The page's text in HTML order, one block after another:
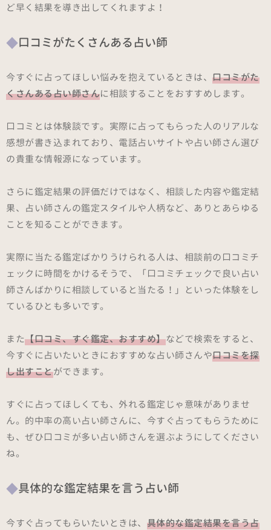
ど早く結果を導き出してくれますよ！
口コミがたくさんある占い師
今すぐに占ってほしい悩みを抱えているときは、 口コミがた
くさんある占い師さんに相談することをおすすめします。
口コミとは体験談です。実際に占ってもらった人のリアルな
感想が書き込まれており、電話占いサイトや占い師さん選び
の貴重な情報源になっています。
さらに鑑定結果の評価だけではなく、相談した内容や鑑定結
果、占い師さんの鑑定スタイルや人柄など、ありとあらゆる
ことを知ることができます。
実際に当たる鑑定ばかりうけられる人は、相談前の口コミチ
ェックに時間をかけるそうで、「口コミチェックで良い占い
師さんばかりに相談していると当たる！」といった体験をし
ているひとも多いです。
また【口コミ、すぐ鑑定、おすすめ】などで検索をすると、
今すぐに占いたいときにおすすめな占い師さんや口コミを探
し出すことができます。
すぐに占ってほしくても、外れる鑑定じゃ意味がありませ
ん。的中率の高い占い師さんに、今すぐ占ってもらうために
も、ぜひ口コミが多い占い師さんを選ぶようにしてください
ね。
具体的な鑑定結果を言う占い師
今すぐ占ってもらいたいときは、 具体的な鑑定結果を言う占